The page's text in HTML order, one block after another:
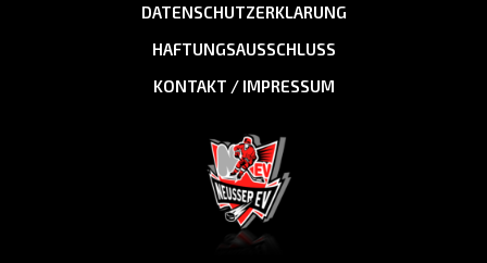
DATENSCHUTZERKLARUNG
HAFTUNGSAUSSCHLUSS
KONTAKT / IMPRESSUM